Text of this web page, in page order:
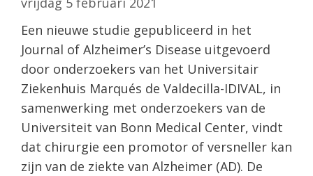
Een nieuwe studie gepubliceerd in het
Journal of Alzheimer’s Disease uitgevoerd
door onderzoekers van het Universitair
Ziekenhuis Marqués de Valdecilla-IDIVAL, in
samenwerking met onderzoekers van de
Universiteit van Bonn Medical Center, vindt
dat chirurgie een promotor of versneller kan
zijn van de ziekte van Alzheimer (AD). De